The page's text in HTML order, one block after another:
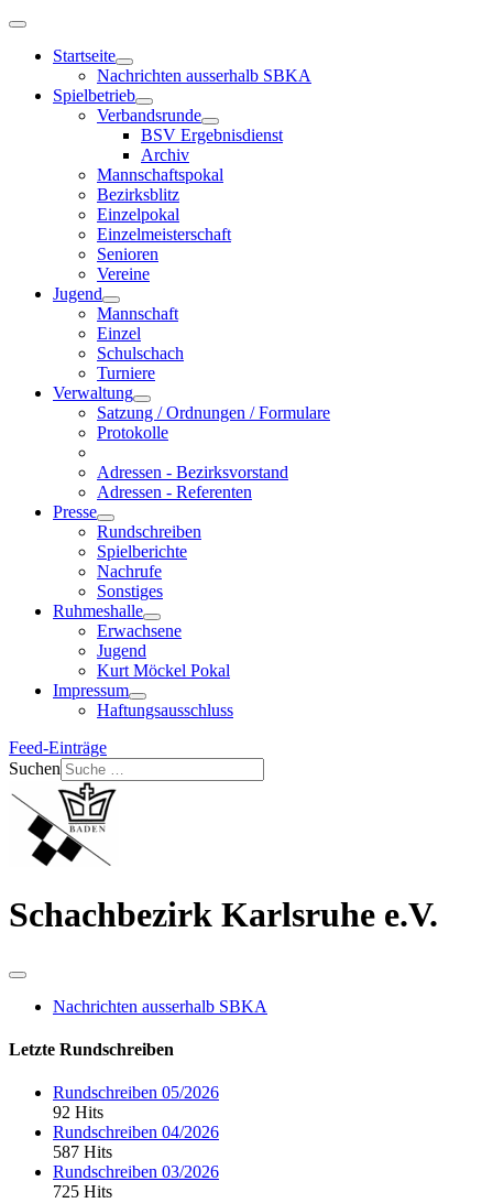
Startseite
Nachrichten ausserhalb SBKA
Spielbetrieb
Verbandsrunde
BSV Ergebnisdienst
Archiv
Mannschaftspokal
Bezirksblitz
Einzelpokal
Einzelmeisterschaft
Senioren
Vereine
Jugend
Mannschaft
Einzel
Schulschach
Turniere
Verwaltung
Satzung / Ordnungen / Formulare
Protokolle
Adressen - Bezirksvorstand
Adressen - Referenten
Presse
Rundschreiben
Spielberichte
Nachrufe
Sonstiges
Ruhmeshalle
Erwachsene
Jugend
Kurt Möckel Pokal
Impressum
Haftungsausschluss
Feed-Einträge
Suchen
Schachbezirk Karlsruhe e.V.
Nachrichten ausserhalb SBKA
Letzte Rundschreiben
Rundschreiben 05/2026
92 Hits
Rundschreiben 04/2026
587 Hits
Rundschreiben 03/2026
725 Hits